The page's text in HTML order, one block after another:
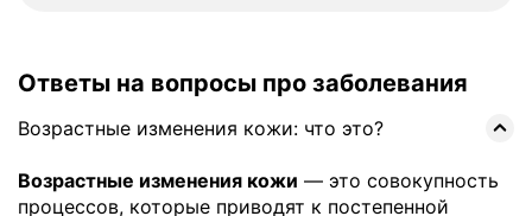
Ответы на вопросы про заболевания
Возрастные изменения кожи: что это?
Возрастные изменения кожи — это совокупность
процессов, которые приводят к постепенной